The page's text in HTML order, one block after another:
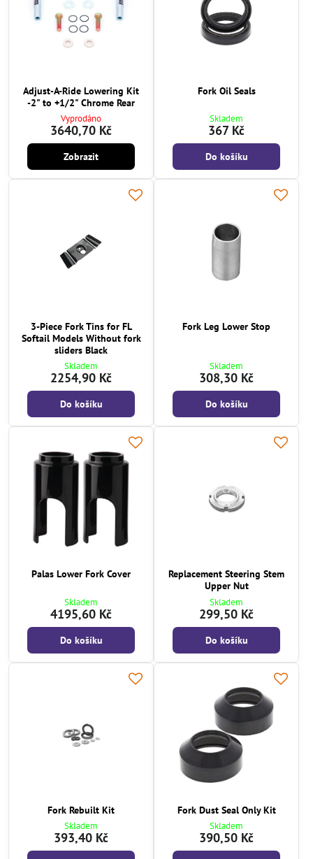
Adjust-A-Ride Lowering Kit
-2" to +1/2" Chrome Rear
Vyprodáno
3640,70 Kč
Zobrazit
Fork Oil Seals
Skladem
367 Kč
Do košíku
3-Piece Fork Tins for FL
Softail Models Without fork
sliders Black
Skladem
2254,90 Kč
Do košíku
Fork Leg Lower Stop
Skladem
308,30 Kč
Do košíku
Palas Lower Fork Cover
Skladem
4195,60 Kč
Do košíku
Replacement Steering Stem
Upper Nut
Skladem
299,50 Kč
Do košíku
Fork Rebuilt Kit
Skladem
393,40 Kč
Fork Dust Seal Only Kit
Skladem
390,50 Kč